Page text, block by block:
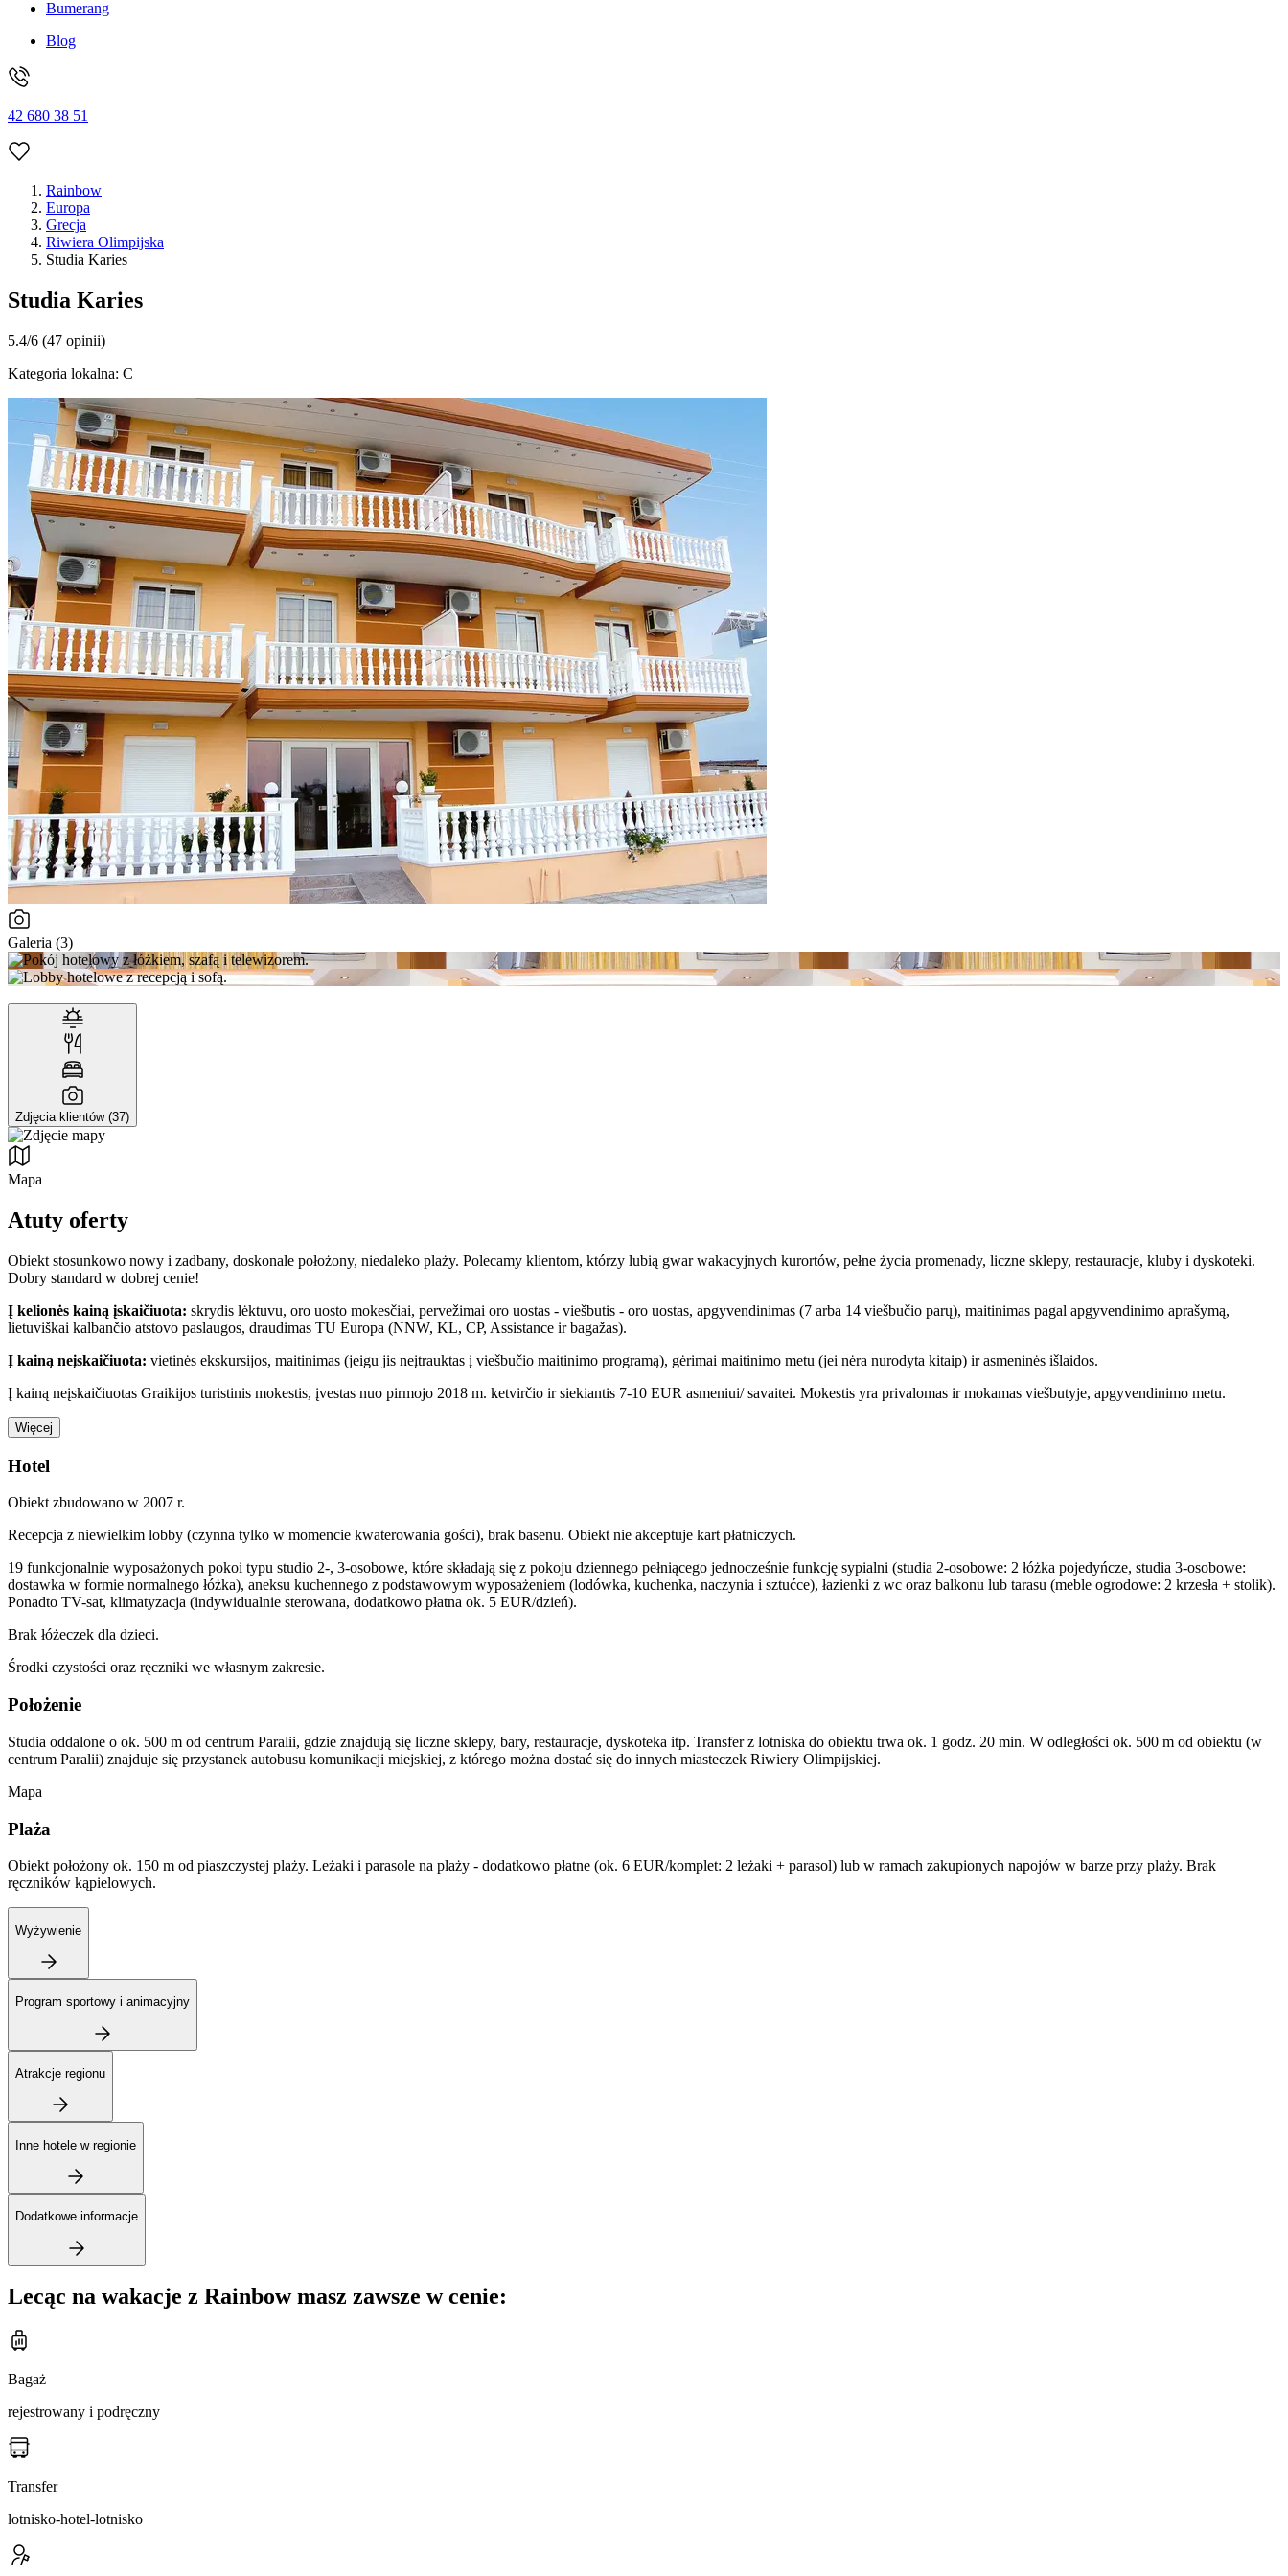
Bumerang
Blog
42 680 38 51
Rainbow
Europa
Grecja
Riwiera Olimpijska
Studia Karies
Studia Karies
5.4/6 (47 opinii)
Kategoria lokalna: C
Galeria (3)
Zdjęcia klientów (37)
Mapa
Atuty oferty
Obiekt stosunkowo nowy i zadbany, doskonale położony, niedaleko plaży. Polecamy klientom, którzy lubią gwar wakacyjnych kurortów, pełne życia promenady, liczne sklepy, restauracje, kluby i dyskoteki.
Dobry standard w dobrej cenie!
Į kelionės kainą įskaičiuota: skrydis lėktuvu, oro uosto mokesčiai, pervežimai oro uostas - viešbutis - oro uostas, apgyvendinimas (7 arba 14 viešbučio parų), maitinimas pagal apgyvendinimo aprašymą,
lietuviškai kalbančio atstovo paslaugos, draudimas TU Europa (NNW, KL, CP, Assistance ir bagažas).
Į kainą neįskaičiuota: vietinės ekskursijos, maitinimas (jeigu jis neįtrauktas į viešbučio maitinimo programą), gėrimai maitinimo metu (jei nėra nurodyta kitaip) ir asmeninės išlaidos.
Į kainą neįskaičiuotas Graikijos turistinis mokestis, įvestas nuo pirmojo 2018 m. ketvirčio ir siekiantis 7-10 EUR asmeniui/ savaitei. Mokestis yra privalomas ir mokamas viešbutyje, apgyvendinimo metu.
Więcej
Hotel
Obiekt zbudowano w 2007 r.
Recepcja z niewielkim lobby (czynna tylko w momencie kwaterowania gości), brak basenu. Obiekt nie akceptuje kart płatniczych.
19 funkcjonalnie wyposażonych pokoi typu studio 2-, 3-osobowe, które składają się z pokoju dziennego pełniącego jednocześnie funkcję sypialni (studia 2-osobowe: 2 łóżka pojedyńcze, studia 3-osobowe:
dostawka w formie normalnego łóżka), aneksu kuchennego z podstawowym wyposażeniem (lodówka, kuchenka, naczynia i sztućce), łazienki z wc oraz balkonu lub tarasu (meble ogrodowe: 2 krzesła + stolik).
Ponadto TV-sat, klimatyzacja (indywidualnie sterowana, dodatkowo płatna ok. 5 EUR/dzień).
Brak łóżeczek dla dzieci.
Środki czystości oraz ręczniki we własnym zakresie.
Położenie
Studia oddalone o ok. 500 m od centrum Paralii, gdzie znajdują się liczne sklepy, bary, restauracje, dyskoteka itp. Transfer z lotniska do obiektu trwa ok. 1 godz. 20 min. W odległości ok. 500 m od obiektu (w
centrum Paralii) znajduje się przystanek autobusu komunikacji miejskiej, z którego można dostać się do innych miasteczek Riwiery Olimpijskiej.
Mapa
Plaża
Obiekt położony ok. 150 m od piaszczystej plaży. Leżaki i parasole na plaży - dodatkowo płatne (ok. 6 EUR/komplet: 2 leżaki + parasol) lub w ramach zakupionych napojów w barze przy plaży. Brak
ręczników kąpielowych.
Wyżywienie
Program sportowy i animacyjny
Atrakcje regionu
Inne hotele w regionie
Dodatkowe informacje
Lecąc na wakacje z Rainbow masz zawsze w cenie:
Bagaż
rejestrowany i podręczny
Transfer
lotnisko-hotel-lotnisko